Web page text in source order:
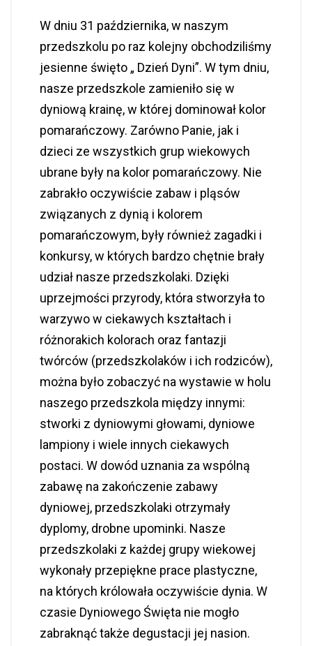
W dniu 31 października, w naszym
przedszkolu po raz kolejny obchodziliśmy
jesienne święto „ Dzień Dyni”. W tym dniu,
nasze przedszkole zamieniło się w
dyniową krainę, w której dominował kolor
pomarańczowy. Zarówno Panie, jak i
dzieci ze wszystkich grup wiekowych
ubrane były na kolor pomarańczowy. Nie
zabrakło oczywiście zabaw i pląsów
związanych z dynią i kolorem
pomarańczowym, były również zagadki i
konkursy, w których bardzo chętnie brały
udział nasze przedszkolaki. Dzięki
uprzejmości przyrody, która stworzyła to
warzywo w ciekawych kształtach i
różnorakich kolorach oraz fantazji
twórców (przedszkolaków i ich rodziców),
można było zobaczyć na wystawie w holu
naszego przedszkola między innymi:
stworki z dyniowymi głowami, dyniowe
lampiony i wiele innych ciekawych
postaci. W dowód uznania za wspólną
zabawę na zakończenie zabawy
dyniowej, przedszkolaki otrzymały
dyplomy, drobne upominki. Nasze
przedszkolaki z każdej grupy wiekowej
wykonały przepiękne prace plastyczne,
na których królowała oczywiście dynia. W
czasie Dyniowego Święta nie mogło
zabraknąć także degustacji jej nasion.